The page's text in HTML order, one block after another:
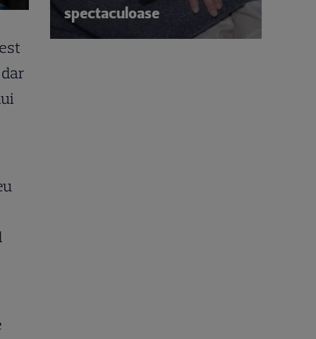
spectaculoase